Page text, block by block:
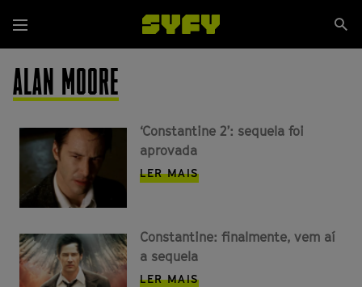
para
o
conteúdo
principal
Menu
ALAN MOORE
‘Constantine 2’: sequela foi
aprovada
LER MAIS
Constantine: finalmente, vem aí
a sequela
LER MAIS